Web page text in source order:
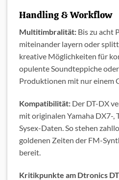
Handling & Workflow
Multitimbralität: Bis zu acht
miteinander layern oder
kreative Möglichkeiten für
opulente Soundteppiche
Produktionen mit nur einem
Kompatibilität: Der DT-DX
mit originalen Yamaha DX7-,
Sysex-Daten. So stehen
goldenen Zeiten der FM-
bereit.
Kritikpunkte am Dtronics